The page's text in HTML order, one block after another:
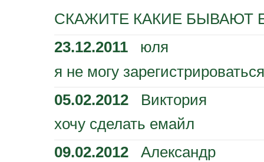
СКАЖИТЕ КАКИЕ БЫВАЮТ
23.12.2011 юля
я не могу
05.02.2012 Виктория
хочу сделать емайл
09.02.2012 Александр